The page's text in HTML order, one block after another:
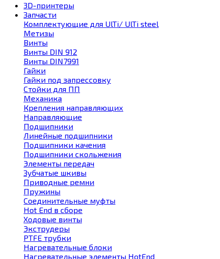
3D-принтеры
Запчасти
Комплектующие для UlTi/ UlTi steel
Метизы
Винты
Винты DIN 912
Винты DIN7991
Гайки
Гайки под запрессовку
Стойки для ПП
Механика
Крепления направляющих
Направляющие
Подшипники
Линейные подшипники
Подшипники качения
Подшипники скольжения
Элементы передач
Зубчатые шкивы
Приводные ремни
Пружины
Соединительные муфты
Hot End в сборе
Ходовые винты
Экструдеры
PTFE трубки
Нагревательные блоки
Нагревательные элементы HotEnd